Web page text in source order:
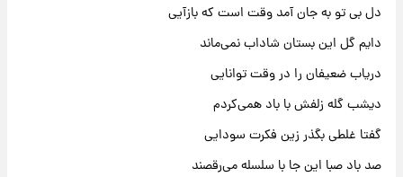
دل بی تو به جان آمد وقت است که بازآیی
دایم گل این بستان شاداب نمی‌ماند
دریاب ضعیفان را در وقت توانایی
دیشب گله زلفش با باد همی‌کردم
گفتا غلطی بگذر زین فکرت سودایی
صد باد صبا این جا با سلسله می‌رقصند